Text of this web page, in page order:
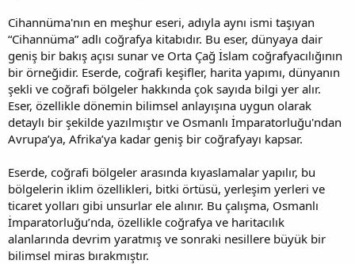
Cihannüma'nın en meşhur eseri, adıyla aynı ismi taşıyan
“Cihannüma” adlı coğrafya kitabıdır. Bu eser, dünyaya dair
geniş bir bakış açısı sunar ve Orta Çağ İslam coğrafyacılığının
bir örneğidir. Eserde, coğrafi keşifler, harita yapımı, dünyanın
şekli ve coğrafi bölgeler hakkında çok sayıda bilgi yer alır.
Eser, özellikle dönemin bilimsel anlayışına uygun olarak
detaylı bir şekilde yazılmıştır ve Osmanlı İmparatorluğu'ndan
Avrupa’ya, Afrika’ya kadar geniş bir coğrafyayı kapsar.
Eserde, coğrafi bölgeler arasında kıyaslamalar yapılır, bu
bölgelerin iklim özellikleri, bitki örtüsü, yerleşim yerleri ve
ticaret yolları gibi unsurlar ele alınır. Bu çalışma, Osmanlı
İmparatorluğu’nda, özellikle coğrafya ve haritacılık
alanlarında devrim yaratmış ve sonraki nesillere büyük bir
bilimsel miras bırakmıştır.